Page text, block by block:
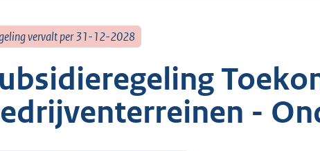
vervalt per 31-12-2028
-